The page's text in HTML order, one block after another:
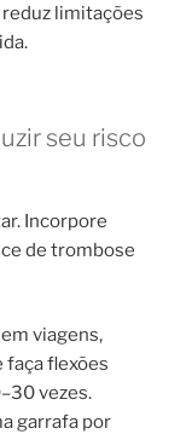
reduz limitações
seu risco
Incorpore
de trombose
viagens,
faça flexões
vezes.
garrafa por